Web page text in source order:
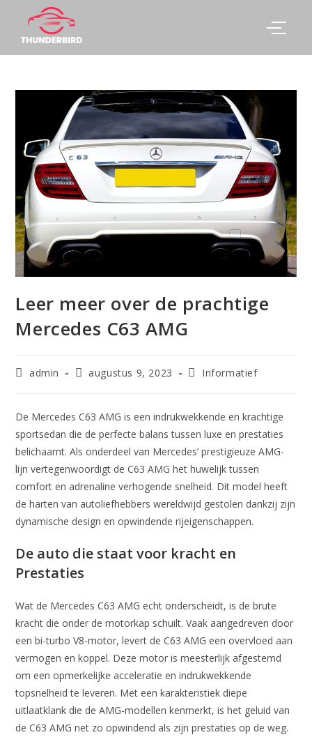
Leer meer over de prachtige
Mercedes C63 AMG
admin augustus 9, 2023 Informatief
De Mercedes C63 AMG is een indrukwekkende en krachtige
sportsedan die de perfecte balans tussen luxe en prestaties
belichaamt. Als onderdeel van Mercedes’ prestigieuze AMG-
lijn vertegenwoordigt de C63 AMG het huwelijk tussen
comfort en adrenaline verhogende snelheid. Dit model heeft
de harten van autoliefhebbers wereldwijd gestolen dankzij zijn
dynamische design en opwindende rijeigenschappen.
De auto die staat voor kracht en
Prestaties
Wat de Mercedes C63 AMG echt onderscheidt, is de brute
kracht die onder de motorkap schuilt. Vaak aangedreven door
een bi-turbo V8-motor, levert de C63 AMG een overvloed aan
vermogen en koppel. Deze motor is meesterlijk afgestemd
om een opmerkelijke acceleratie en indrukwekkende
topsnelheid te leveren. Met een karakteristiek diepe
uitlaatklank die de AMG-modellen kenmerkt, is het geluid van
de C63 AMG net zo opwindend als zijn prestaties op de weg.